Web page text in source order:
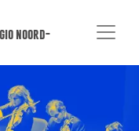
noord-